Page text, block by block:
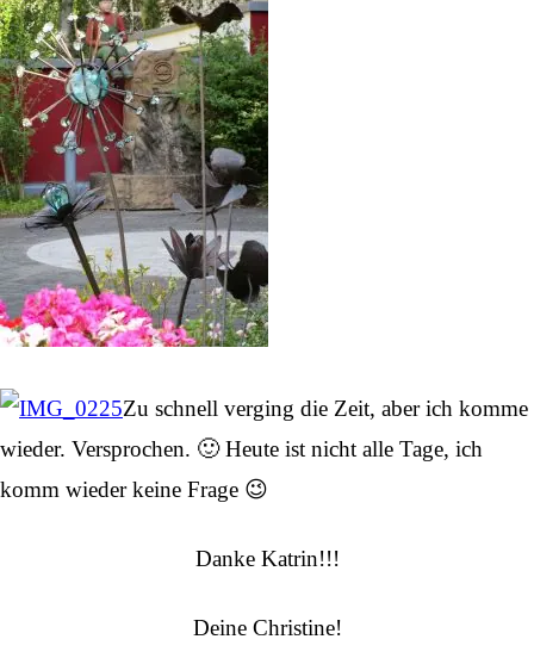
Zu schnell verging die Zeit, aber ich komme
wieder. Versprochen. 🙂 Heute ist nicht alle Tage, ich
komm wieder keine Frage 😉
Danke Katrin!!!
Deine Christine!